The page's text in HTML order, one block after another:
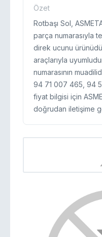
Özet
Rotbaşı Sol,
parça numarasıyla
direk ucunu
araçlarıyla
numarasının
94 71 007 465, 94
fiyat bilgisi için
doğrudan iletişime